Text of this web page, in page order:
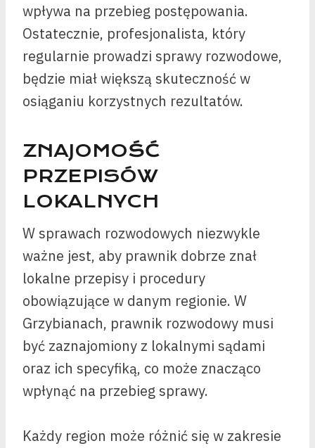
wpływa na przebieg postępowania.
Ostatecznie, profesjonalista, który
regularnie prowadzi sprawy rozwodowe,
będzie miał większą skuteczność w
osiąganiu korzystnych rezultatów.
ZNAJOMOŚĆ
PRZEPISÓW
LOKALNYCH
W sprawach rozwodowych niezwykle
ważne jest, aby prawnik dobrze znał
lokalne przepisy i procedury
obowiązujące w danym regionie. W
Grzybianach, prawnik rozwodowy musi
być zaznajomiony z lokalnymi sądami
oraz ich specyfiką, co może znacząco
wpłynąć na przebieg sprawy.
Każdy region może różnić się w zakresie